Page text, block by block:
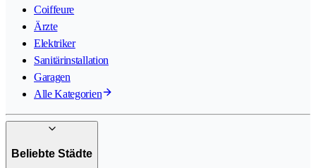
Coiffeure
Ärzte
Elektriker
Sanitärinstallation
Garagen
Alle Kategorien
Beliebte Städte